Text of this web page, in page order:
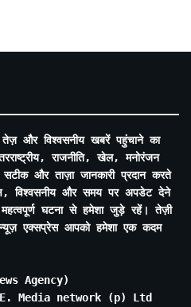
और विश्वसनीय खबरें पहुंचाने का
राजनीति, खेल, मनोरंजन
सटीक और ताज़ा जानकारी प्रदान करते
विश्वसनीय और समय पर अपडेट देने
घटना से हमेशा जुड़े रहें। तेज़ी
एक्सप्रेस आपको हमेशा एक कदम
Agency)
Media network (p) Ltd